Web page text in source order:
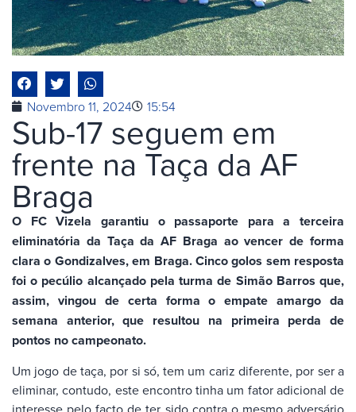
Novembro 11, 2024 15:54
Sub-17 seguem em
frente na Taça da AF
Braga
O FC Vizela garantiu o passaporte para a terceira
eliminatória da Taça da AF Braga ao vencer de forma
clara o Gondizalves, em Braga. Cinco golos sem resposta
foi o pecúlio alcançado pela turma de Simão Barros que,
assim, vingou de certa forma o empate amargo da
semana anterior, que resultou na primeira perda de
pontos no campeonato.
Um jogo de taça, por si só, tem um cariz diferente, por ser a
eliminar, contudo, este encontro tinha um fator adicional de